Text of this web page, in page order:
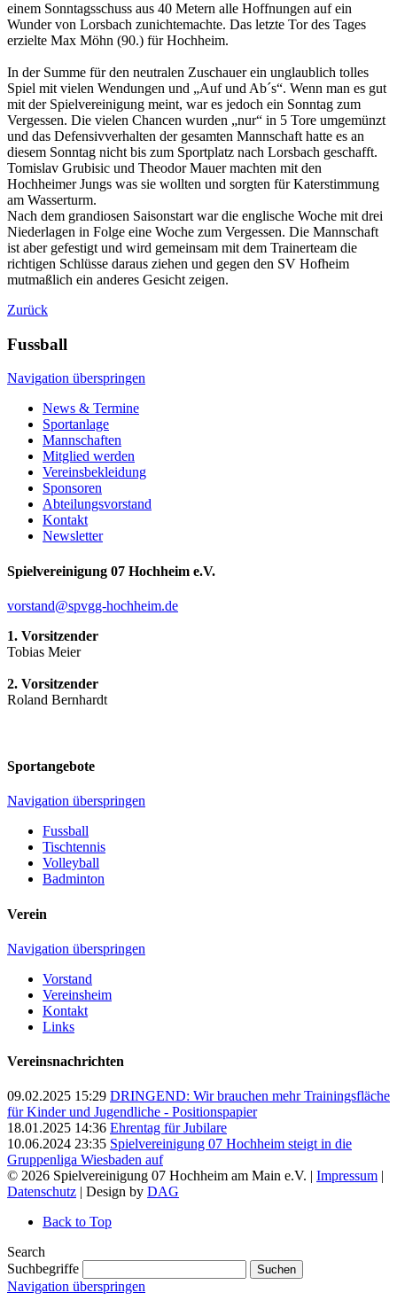
einem Sonntagsschuss aus 40 Metern alle Hoffnungen auf ein
Wunder von Lorsbach zunichtemachte. Das letzte Tor des Tages
erzielte Max Möhn (90.) für Hochheim.
In der Summe für den neutralen Zuschauer ein unglaublich tolles
Spiel mit vielen Wendungen und „Auf und Ab´s“. Wenn man es gut
mit der Spielvereinigung meint, war es jedoch ein Sonntag zum
Vergessen. Die vielen Chancen wurden „nur“ in 5 Tore umgemünzt
und das Defensivverhalten der gesamten Mannschaft hatte es an
diesem Sonntag nicht bis zum Sportplatz nach Lorsbach geschafft.
Tomislav Grubisic und Theodor Mauer machten mit den
Hochheimer Jungs was sie wollten und sorgten für Katerstimmung
am Wasserturm.
Nach dem grandiosen Saisonstart war die englische Woche mit drei
Niederlagen in Folge eine Woche zum Vergessen. Die Mannschaft
ist aber gefestigt und wird gemeinsam mit dem Trainerteam die
richtigen Schlüsse daraus ziehen und gegen den SV Hofheim
mutmaßlich ein anderes Gesicht zeigen.
Zurück
Fussball
Navigation überspringen
News & Termine
Sportanlage
Mannschaften
Mitglied werden
Vereinsbekleidung
Sponsoren
Abteilungsvorstand
Kontakt
Newsletter
Spielvereinigung 07 Hochheim e.V.
vorstand@spvgg-hochheim.de
1. Vorsitzender
Tobias Meier
2. Vorsitzender
Roland Bernhardt
Sportangebote
Navigation überspringen
Fussball
Tischtennis
Volleyball
Badminton
Verein
Navigation überspringen
Vorstand
Vereinsheim
Kontakt
Links
Vereinsnachrichten
09.02.2025 15:29 DRINGEND: Wir brauchen mehr Trainingsfläche
für Kinder und Jugendliche - Positionspapier
18.01.2025 14:36 Ehrentag für Jubilare
10.06.2024 23:35 Spielvereinigung 07 Hochheim steigt in die
Gruppenliga Wiesbaden auf
© 2026 Spielvereinigung 07 Hochheim am Main e.V. | Impressum |
Datenschutz | Design by DAG
Back to Top
Search
Suchbegriffe
Suchen
Navigation überspringen